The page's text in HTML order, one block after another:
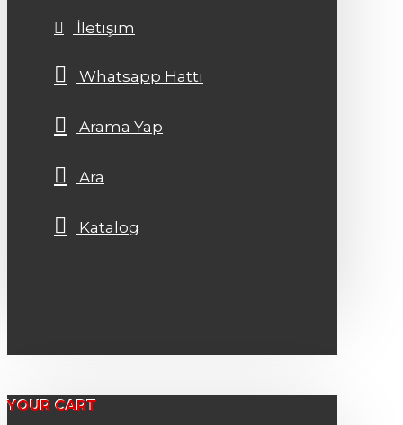
İletişim
Whatsapp Hattı
Arama Yap
Ara
Katalog
YOUR CART